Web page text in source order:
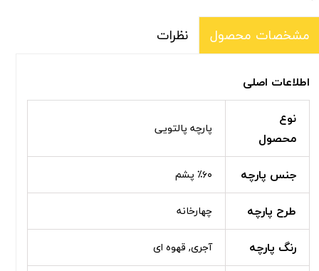
مشخصات محصول نظرات
اطلاعات اصلی
نوع
محصول
پارچه پالتویی
جنس پارچه ٪۶۰ پشم
طرح پارچه چهارخانه
رنگ پارچه آجری, قهوه ای